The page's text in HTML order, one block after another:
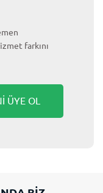
farkını
ÜYE OL